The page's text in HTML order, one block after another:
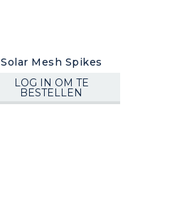
Solar Mesh Spikes
LOG IN OM TE
BESTELLEN